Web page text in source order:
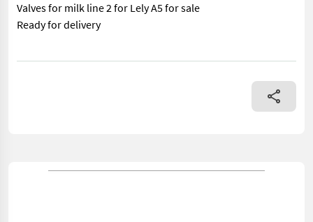
Valves for milk line 2 for Lely A5 for sale
Ready for delivery
== Mer informasjon (NO) == mascus_category: